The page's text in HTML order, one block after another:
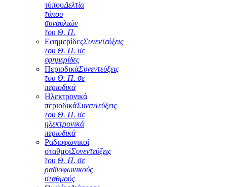
τύπουΔελτία
τύπου
συναυλιών
του Θ. Π.
ΕφημερίδεςΣυνεντεύξεις
του Θ. Π. σε
εφημερίδες
ΠεριοδικάΣυνεντεύξεις
του Θ. Π. σε
περιοδικά
Ηλεκτρονικά
περιοδικάΣυνεντεύξεις
του Θ. Π. σε
ηλεκτρονικά
περιοδικά
Ραδιοφωνικοί
σταθμοίΣυνεντεύξεις
του Θ. Π. σε
ραδιοφωνικούς
σταθμούς